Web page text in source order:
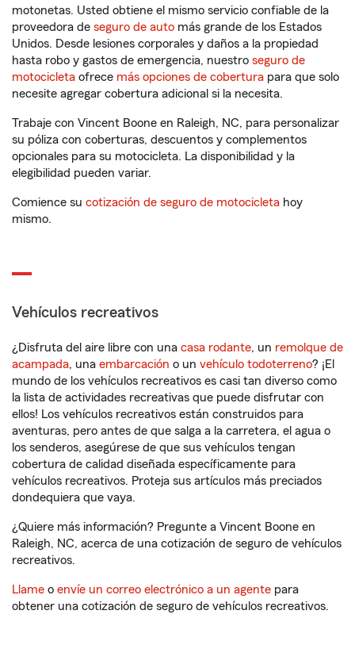
motonetas. Usted obtiene el mismo servicio confiable de la
proveedora de seguro de auto más grande de los Estados
Unidos. Desde lesiones corporales y daños a la propiedad
hasta robo y gastos de emergencia, nuestro seguro de
motocicleta ofrece más opciones de cobertura para que solo
necesite agregar cobertura adicional si la necesita.
Trabaje con Vincent Boone en Raleigh, NC, para personalizar
su póliza con coberturas, descuentos y complementos
opcionales para su motocicleta. La disponibilidad y la
elegibilidad pueden variar.
Comience su cotización de seguro de motocicleta hoy
mismo.
Vehículos recreativos
¿Disfruta del aire libre con una casa rodante, un remolque de
acampada, una embarcación o un vehículo todoterreno? ¡El
mundo de los vehículos recreativos es casi tan diverso como
la lista de actividades recreativas que puede disfrutar con
ellos! Los vehículos recreativos están construidos para
aventuras, pero antes de que salga a la carretera, el agua o
los senderos, asegúrese de que sus vehículos tengan
cobertura de calidad diseñada específicamente para
vehículos recreativos. Proteja sus artículos más preciados
dondequiera que vaya.
¿Quiere más información? Pregunte a Vincent Boone en
Raleigh, NC, acerca de una cotización de seguro de vehículos
recreativos.
Llame o envíe un correo electrónico a un agente para
obtener una cotización de seguro de vehículos recreativos.